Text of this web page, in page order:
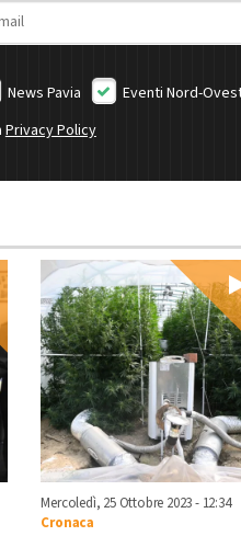
News Pavia
Eventi Nord-
Privacy Policy
Mercoledì, 25 Ottobre 2023 - 12:34
Cronaca